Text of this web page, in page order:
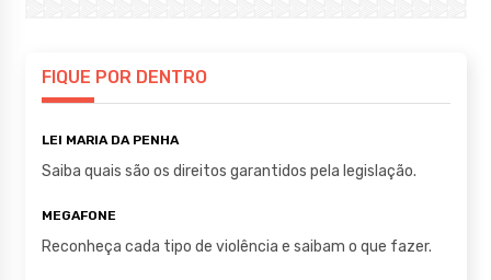
p
k
FIQUE POR DENTRO
LEI MARIA DA PENHA
Saiba quais são os direitos garantidos pela legislação.
MEGAFONE
Reconheça cada tipo de violência e saibam o que fazer.